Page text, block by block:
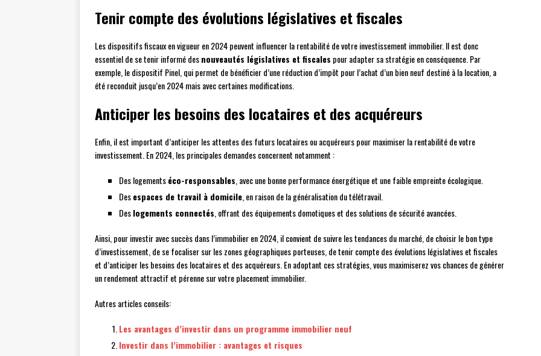
Tenir compte des évolutions législatives et fiscales
Les dispositifs fiscaux en vigueur en 2024 peuvent influencer la rentabilité de votre investissement immobilier. Il est donc
essentiel de se tenir informé desnouveautés législatives et fiscales pour adapter sa stratégie en conséquence. Par
exemple, le dispositif Pinel, qui permet de bénéficier d’une réduction d’impôt pour l’achat d’un bien neuf destiné à la location, a
été reconduit jusqu’en 2024 mais avec certaines modifications.
Anticiper les besoins des locataires et des acquéreurs
Enfin, il est important d’anticiper les attentes des futurs locataires ou acquéreurs pour maximiser la rentabilité de votre
investissement. En 2024, les principales demandes concernent notamment :
Des logementséco-responsables , avec une bonne performance énergétique et une faible empreinte écologique.
Desespaces de travail à domicile , en raison de la généralisation du télétravail.
Deslogements connectés , offrant des équipements domotiques et des solutions de sécurité avancées.
Ainsi, pour investir avec succès dans l’immobilier en 2024, il convient de suivre les tendances du marché, de choisir le bon type
d’investissement, de se focaliser sur les zones géographiques porteuses, de tenir compte des évolutions législatives et fiscales
et d’anticiper les besoins des locataires et des acquéreurs. En adoptant ces stratégies, vous maximiserez vos chances de générer
un rendement attractif et pérenne sur votre placement immobilier.
Autres articles conseils:
Les avantages d’investir dans un programme immobilier neuf
Investir dans l’immobilier : avantages et risques